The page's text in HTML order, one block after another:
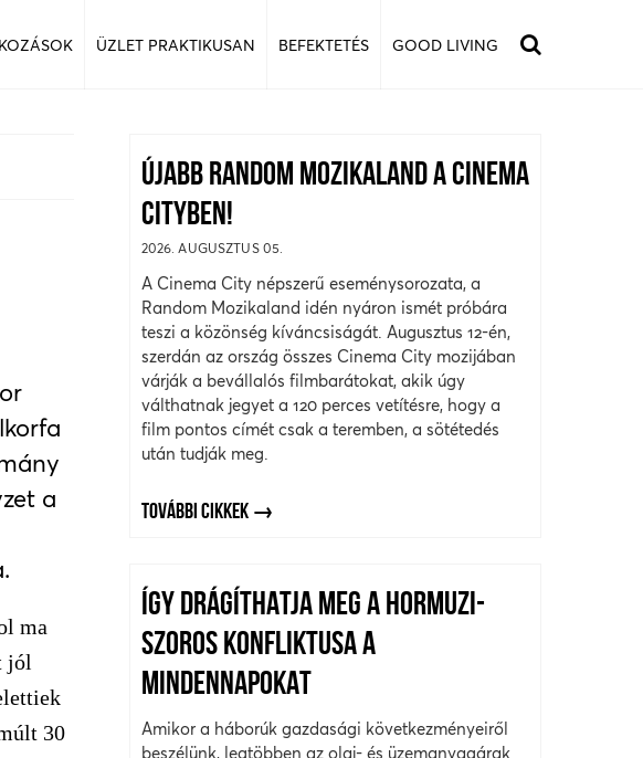
ÜZLET PRAKTIKUSAN BEFEKTETÉS GOOD LIVING
a
ma
jól
30
ÚJABB RANDOM MOZIKALAND A CINEMA
CITYBEN!
2026. AUGUSZTUS 05.
A Cinema City népszerű eseménysorozata, a
Random Mozikaland idén nyáron ismét próbára
teszi a közönség kíváncsiságát. Augusztus 12-én,
szerdán az ország összes Cinema City mozijában
várják a bevállalós filmbarátokat, akik úgy
válthatnak jegyet a 120 perces vetítésre, hogy a
film pontos címét csak a teremben, a sötétedés
után tudják meg.
TOVÁBBI CIKKEK
ÍGY DRÁGÍTHATJA MEG A HORMUZI-
SZOROS KONFLIKTUSA A
MINDENNAPOKAT
Amikor a háborúk gazdasági következményeiről
beszélünk, legtöbben az olaj- és üzemanyagárak